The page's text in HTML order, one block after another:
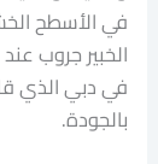
في الأسطح
الخبير جروب
في دبي الذي
بالجودة.